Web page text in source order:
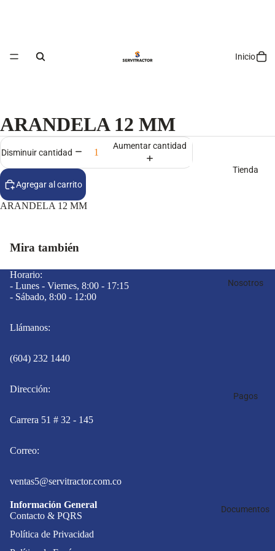
Inicio
Tienda
Nosotros
Pagos
Documentos
ARANDELA 12 MM
Disminuir cantidad
Aumentar cantidad
Agregar al carrito
ARANDELA 12 MM
Mira también
Horario:
- Lunes - Viernes, 8:00 - 17:15
- Sábado, 8:00 - 12:00
Llámanos:
(604) 232 1440
Dirección:
Carrera 51 # 32 - 145
Correo:
ventas5@servitractor.com.co
Información General
Contacto & PQRS
Política de Privacidad